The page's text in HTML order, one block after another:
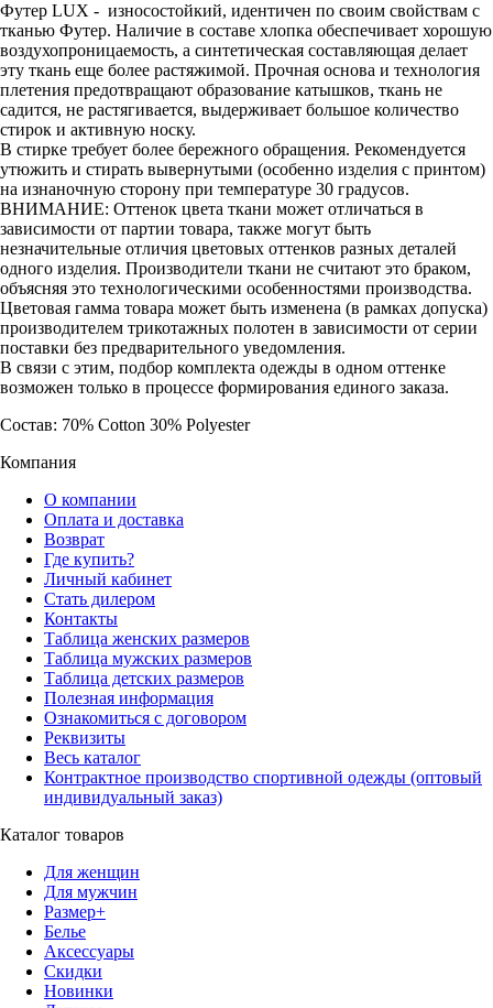
Футер LUX - износостойкий, идентичен по своим свойствам с
тканью Футер. Наличие в составе хлопка обеспечивает хорошую
воздухопроницаемость, а синтетическая составляющая делает
эту ткань еще более растяжимой. Прочная основа и технология
плетения предотвращают образование катышков, ткань не
садится, не растягивается, выдерживает большое количество
стирок и активную носку.
В стирке требует более бережного обращения. Рекомендуется
утюжить и стирать вывернутыми (особенно изделия с принтом)
на изнаночную сторону при температуре 30 градусов.
ВНИМАНИЕ: Оттенок цвета ткани может отличаться в
зависимости от партии товара, также могут быть
незначительные отличия цветовых оттенков разных деталей
одного изделия. Производители ткани не считают это браком,
объясняя это технологическими особенностями производства.
Цветовая гамма товара может быть изменена (в рамках допуска)
производителем трикотажных полотен в зависимости от серии
поставки без предварительного уведомления.
В связи с этим, подбор комплекта одежды в одном оттенке
возможен только в процессе формирования единого заказа.
Состав: 70% Cotton 30% Polyester
Компания
О компании
Оплата и доставка
Возврат
Где купить?
Личный кабинет
Стать дилером
Контакты
Таблица женских размеров
Таблица мужских размеров
Таблица детских размеров
Полезная информация
Ознакомиться с договором
Реквизиты
Весь каталог
Контрактное производство спортивной одежды (оптовый
индивидуальный заказ)
Каталог товаров
Для женщин
Для мужчин
Размер+
Белье
Аксессуары
Скидки
Новинки